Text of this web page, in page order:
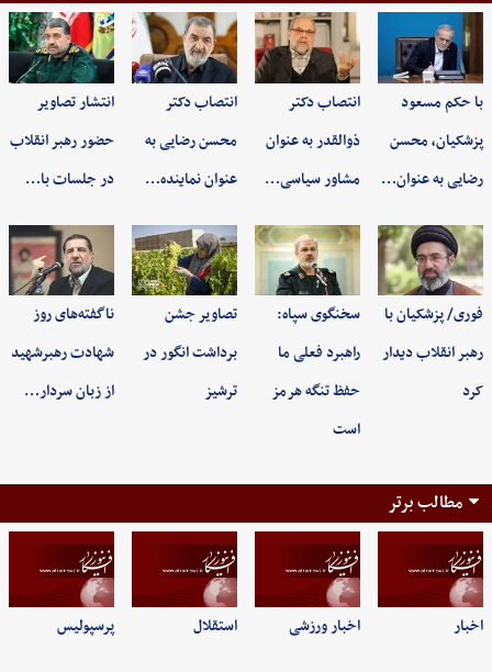
با حکم مسعود
پزشکیان، محسن
رضایی به عنوان…
انتصاب دکتر
ذوالقدر به عنوان
مشاور سیاسی…
انتصاب دکتر
محسن رضایی به
عنوان نماینده…
انتشار تصاویر
حضور رهبر انقلاب
در جلسات با…
فوری/ پزشکیان با
رهبر انقلاب دیدار
کرد
سخنگوی سپاه:
راهبرد فعلی ما
حفظ تنگه هرمز
است
تصاویر جشن
برداشت انگور در
ترشیز
ناگفته‌های روز
شهادت رهبرشهید
از زبان سردار…
مطالب برتر
اخبار اخبار ورزشی استقلال پرسپولیس